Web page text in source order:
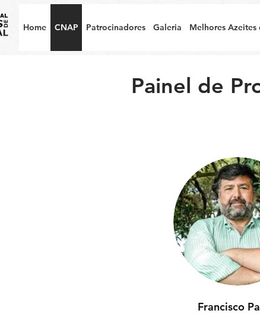
Home CNAP Patrocinadores Galeria Melhores Azeites
Painel de
Francisco